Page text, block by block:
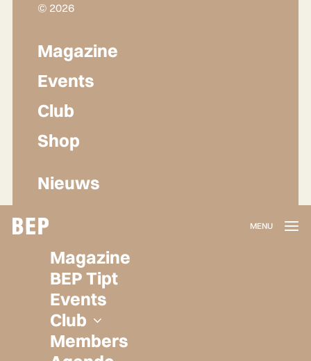
Magazine
BEP Tipt
Events
Club
Members
© 2026
Magazine
Events
Club
Shop
Nieuws
Lidmaatschap
Herroepen
Privacy policy
Algemene voorwaarden